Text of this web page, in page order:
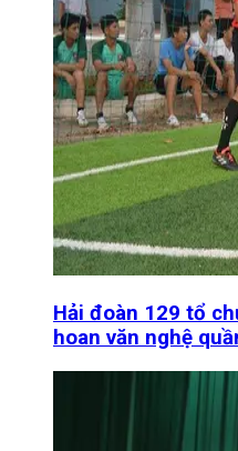
Hải đoàn 129 tổ
hoan văn nghệ